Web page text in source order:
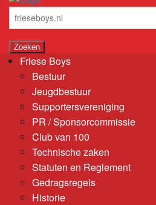
Friese Boys
Bestuur
Jeugdbestuur
Supportersvereniging
PR / Sponsorcommissie
Club van 100
Technische zaken
Statuten en Reglement
Gedragsregels
Historie